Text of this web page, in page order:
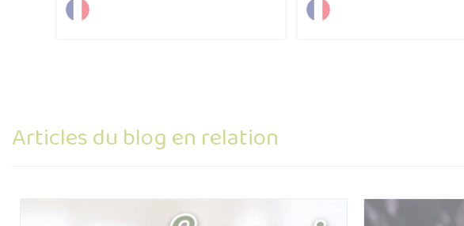
Articles du blog en relation